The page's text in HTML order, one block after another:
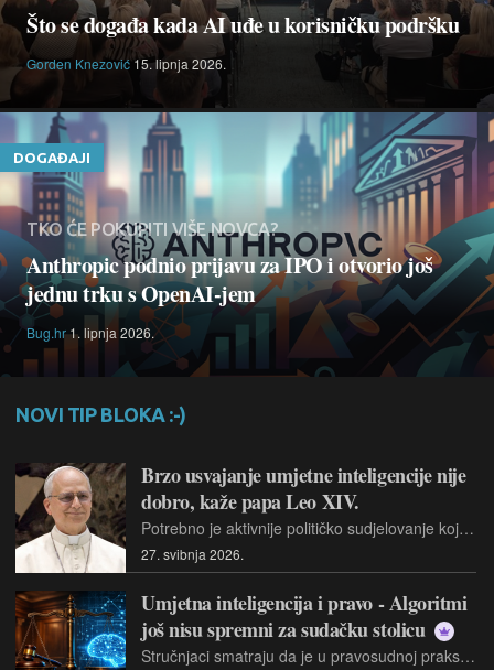
Što se događa kada AI uđe u korisničku podršku
Gorden Knezović15. lipnja 2026.
DOGAĐAJI
TKO ĆE POKUPITI VIŠE NOVCA?
Anthropic podnio prijavu za IPO i otvorio još
jednu trku s OpenAI-jem
Bug.hr1. lipnja 2026.
NOVI TIP BLOKA :-)
Brzo usvajanje umjetne inteligencije nije
dobro, kaže papa Leo XIV.
Potrebno je aktivnije političko sudjelovanje koje je sposobno usporiti i zaštititi prilike za zajednice za sudjelovanje i postavljanje pitanja, poručio je poglavar Katoličke crkve.
27. svibnja 2026.
Umjetna inteligencija i pravo - Algoritmi
još nisu spremni za sudačku stolicu
Stručnjaci smatraju da je u pravosudnoj praksi nužna sve veća primjena umjetne inteligencije, ali pri tome upozoravaju na nedovoljnu pripremljenost pravosudnog sustava u njezinoj primjeni. Smatraju nerealnim da suci sami idu u korak s razvojem umjetne inteligencije, te da im je za odgovornu primjenu nužna sustavna podrška